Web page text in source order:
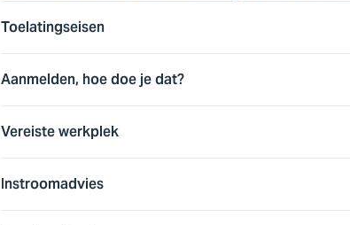
Toelatingseisen
Aanmelden, hoe doe je dat?
Vereiste werkplek
Instroomadvies